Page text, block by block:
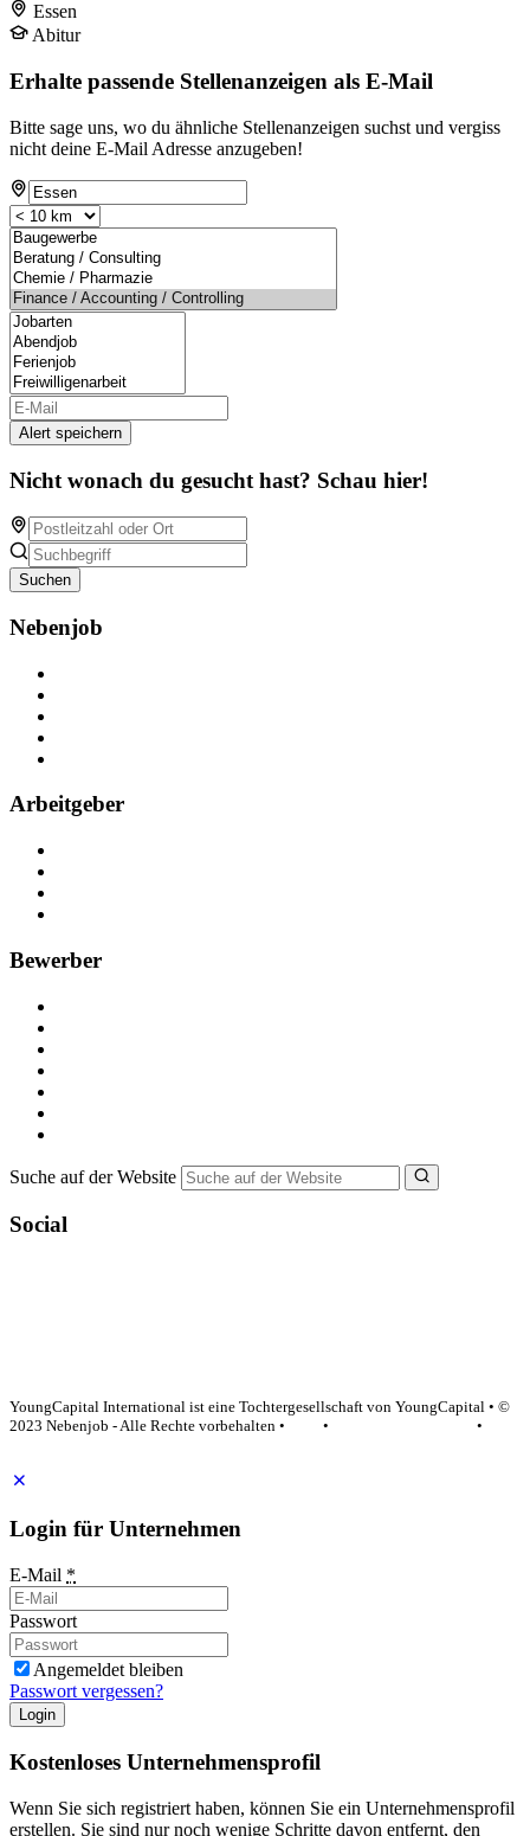
Essen
Abitur
Erhalte passende Stellenanzeigen als E-Mail
Bitte sage uns, wo du ähnliche Stellenanzeigen suchst und vergiss
nicht deine E-Mail Adresse anzugeben!
Alert speichern
Nicht wonach du gesucht hast? Schau hier!
Suchen
Nebenjob
Arbeitgeber
Bewerber
Suche auf der Website
Social
YoungCapital International ist eine Tochtergesellschaft von YoungCapital • ©
2023 Nebenjob - Alle Rechte vorbehalten •
•
•
Login für Unternehmen
E-Mail *
Passwort
Angemeldet bleiben
Passwort vergessen?
Login
Kostenloses Unternehmensprofil
Wenn Sie sich registriert haben, können Sie ein Unternehmensprofil
erstellen. Sie sind nur noch wenige Schritte davon entfernt, den